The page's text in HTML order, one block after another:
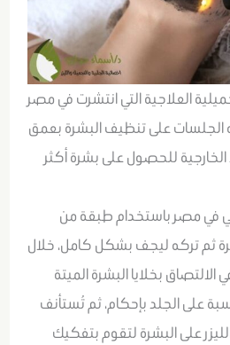
العلاجية التي انتشرت في مصر
الجلسات على تنظيف البشرة بعمق
للحصول على بشرة أكثر
في مصر باستخدام طبقة من
ثم تركه ليجف بشكل كامل، خلال
الالتصاق بخلايا البشرة الميتة
على الجلد بإحكام، ثم تُستأنف
على البشرة لتقوم بتفكيك